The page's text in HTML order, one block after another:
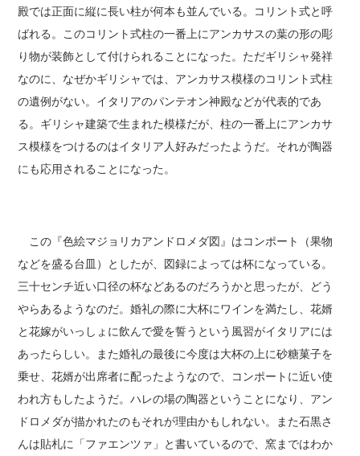
殿では正面に縦に長い柱が何本も並んでいる。コリント式と呼
ばれる。このコリント式柱の一番上にアンカサスの葉の形の彫
り物が装飾として付けられることになった。ただギリシャ発祥
なのに、なぜかギリシャでは、アンカサス模様のコリント式柱
の遺例がない。イタリアのパンテオン神殿などが代表的であ
る。ギリシャ建築で生まれた模様だが、柱の一番上にアンカサ
ス模様をつけるのはイタリア人好みだったようだ。それが陶器
にも応用されることになった。
この『色絵マジョリカアンドロメダ図』はコンポート（果物
などを盛る台皿）としたが、図録によっては杯になっている。
三十センチ近い口径の杯などあるのだろうかと思ったが、どう
やらあるようなのだ。婚礼の際に大杯にワインを満たし、花婿
と花嫁がいっしょに飲んで愛を誓うという風習がイタリアには
あったらしい。また婚礼の最後に今度は大杯の上に砂糖菓子を
乗せ、花婿が出席者に配ったようなので、コンポートに近い使
われ方もしたようだ。ハレの場の陶器ということになり、アン
ドロメダが描かれたのもそれが理由かもしれない。また石黒さ
んは貼札に「ファエンツァ」と書いているので、窯まではわか